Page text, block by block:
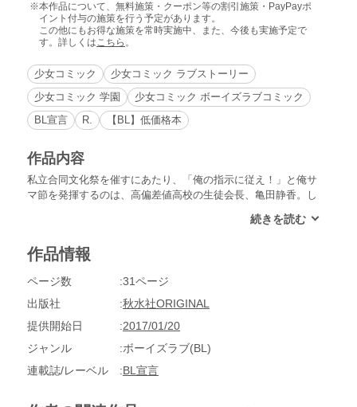
本作品について、無料施策・クーポン等の割引施策・PayPayポ
イント付与の施策を行う予定があります。
この他にもお得な施策を常時実施中、また、今後も実施予定で
す。詳しくはこちら 。
少女コミック
少女コミック ラブストーリー
少女コミック 学園
少女コミック ボーイズラブコミック
BL宣言
R. 【BL】低価格本
作品内容
私立合同文化祭を催すにあたり、「俺の指示に従え！」と俺サ
マ節を発揮するのは、高偏差値高校の生徒会長、亀田静香。し
きなフェミニン男子だった！ そんな秘密を知らない是清と佐
察に出かけることに。坊ちゃん育ちの静香は意外とドジッ子で
一方の是清は静香の弱点を見つけてギャフンと言わせようと必
死で、静香はオカマじゃないのか？ と疑いはじめる。二人で
吉はムラムラと欲情し始めてしまい…!?
作品情報
ページ数
31ページ
出版社
秋水社ORIGINAL
提供開始日
2017/01/20
ジャンル
ボーイズラブ(BL)
連載誌/レーベル
BL宣言